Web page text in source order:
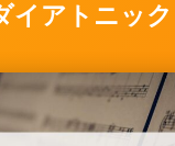
イアトニッ